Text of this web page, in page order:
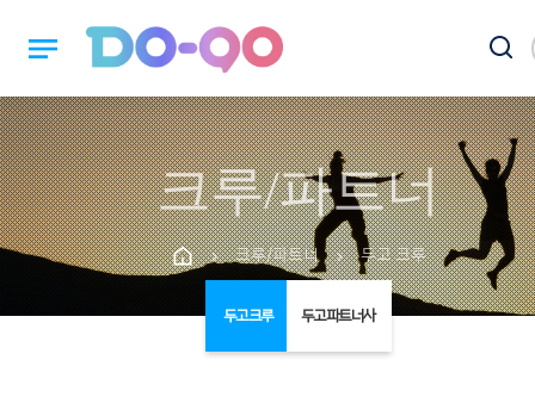
notes
크루/파트너
chevron_right 크루/파트너 chevron_right 두고 크루
두고 크루 두고 파트너사